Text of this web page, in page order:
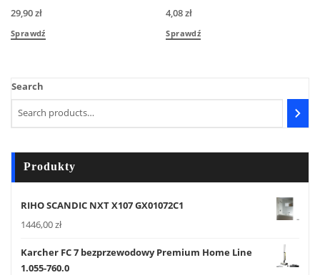
29,90zł
Sprawdź
4,08zł
Sprawdź
Search
Produkty
RIHO SCANDIC NXT X107 GX01072C1
1446,00zł
Karcher FC 7 bezprzewodowy Premium Home Line
1.055-760.0